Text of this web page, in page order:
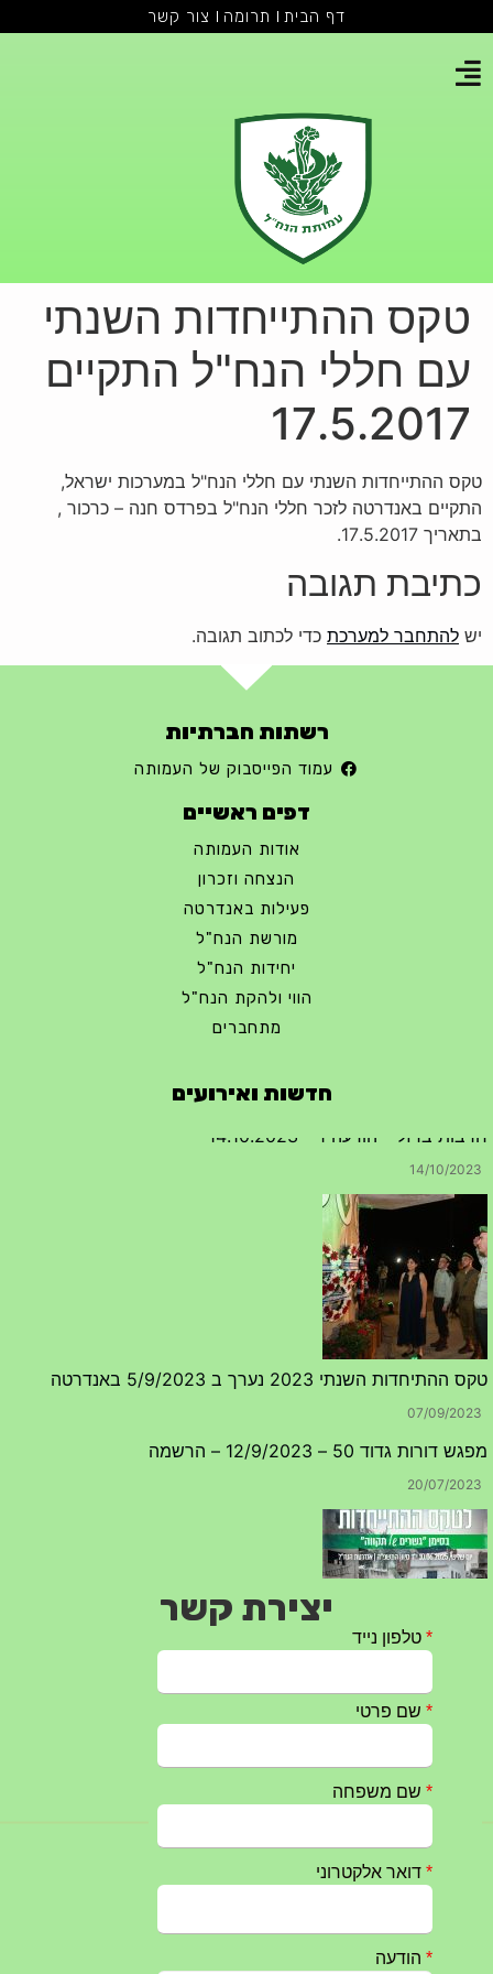
דף הבית תרומה צור קשר
טקס ההתייחדות השנתי
עם חללי הנח"ל התקיים
17.5.2017
טקס ההתייחדות השנתי עם חללי הנח"ל במערכות ישראל,
התקיים באנדרטה לזכר חללי הנח"ל בפרדס חנה – כרכור ,
בתאריך 17.5.2017.
כתיבת תגובה
יש להתחבר למערכת כדי לכתוב תגובה.
רשתות חברתיות
עמוד הפייסבוק של העמותה
דפים ראשיים
אודות העמותה
הנצחה וזכרון
פעילות באנדרטה
מורשת הנח"ל
יחידות הנח"ל
הווי ולהקת הנח"ל
מתחברים
חדשות ואירועים
טקס ההתיחדות השנתי 2023 נערך ב 5/9/2023 באנדרטה
07/09/2023
טקס ההתיחדות עם החללים לשנת 2025 – 10 יוני 2025
מופע הגבעטרון ב 10.10.2024 נדחה בשל המצב הבטחוני
חרבות ברזל – הודעה 1 – 14.10.2023
יצירת קשר